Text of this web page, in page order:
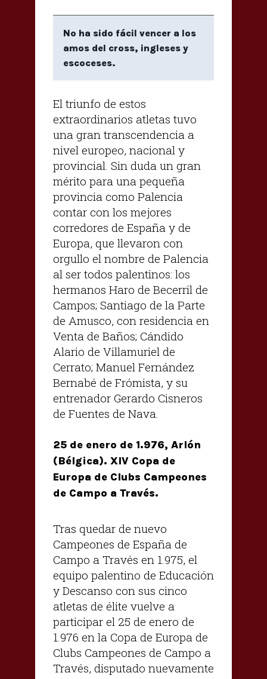
No ha sido fácil vencer a los
amos del cross, ingleses y
escoceses.
El triunfo de estos
extraordinarios atletas tuvo
una gran transcendencia a
nivel europeo, nacional y
provincial. Sin duda un gran
mérito para una pequeña
provincia como Palencia
contar con los mejores
corredores de España y de
Europa, que llevaron con
orgullo el nombre de Palencia
al ser todos palentinos: los
hermanos Haro de Becerril de
Campos; Santiago de la Parte
de Amusco, con residencia en
Venta de Baños; Cándido
Alario de Villamuriel de
Cerrato; Manuel Fernández
Bernabé de Frómista, y su
entrenador Gerardo Cisneros
de Fuentes de Nava.
25 de enero de 1.976, Arlón
(Bélgica). XIV Copa de
Europa de Clubs Campeones
de Campo a Través.
Tras quedar de nuevo
Campeones de España de
Campo a Través en 1.975, el
equipo palentino de Educación
y Descanso con sus cinco
atletas de élite vuelve a
participar el 25 de enero de
1.976 en la Copa de Europa de
Clubs Campeones de Campo a
Través, disputado nuevamente